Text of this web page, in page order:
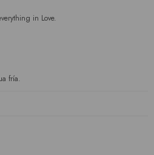
in Love.
fría.